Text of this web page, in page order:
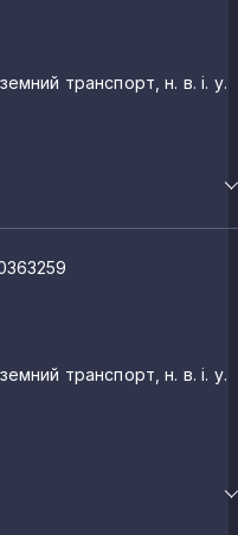
транспорт, н. в. і. у.
транспорт, н. в. і. у.